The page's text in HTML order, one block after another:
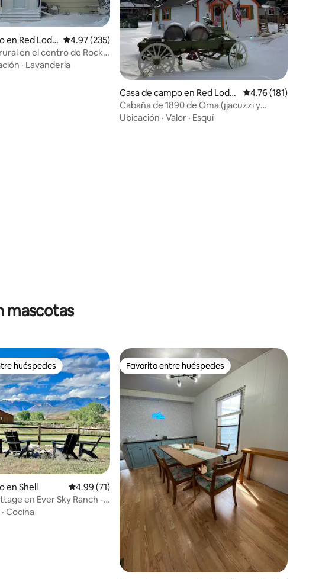
5; 194 evaluaciones
en Red Lodg Calificación promedio: 4.97 de 5; 235 evaluaciones
4.97 (235)
en el centro de Rock
· Lavandería
Casa de campo en Red Lodg
e
Calificación promedio:
4.76 (181)
Cabaña de 1890 de Oma (¡jacuzzi y
sauna!) en Red Lodge
Ubicación · Valor · Esquí
mascotas
5; 10 evaluaciones
en Favorito entre huéspedes
huéspedes
en Shell Calificación promedio: 4.99 de 5; 71 evaluaciones
4.99 (71)
en Ever Sky Ranch -
· Cocina
Favorito entre huéspedes
Favorito entre huéspedes